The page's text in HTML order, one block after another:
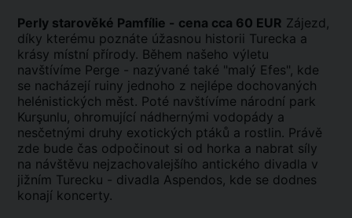
Perly starověké Pamfílie - cena cca 60 EUR Zájezd,
díky kterému poznáte úžasnou historii Turecka a
krásy místní přírody. Během našeho výletu
navštívíme Perge - nazývané také "malý Efes", kde
se nacházejí ruiny jednoho z nejlépe dochovaných
helénistických měst. Poté navštívíme národní park
Kurşunlu, ohromující nádhernými vodopády a
nesčetnými druhy exotických ptáků a rostlin. Právě
zde bude čas odpočinout si od horka a nabrat síly
na návštěvu nejzachovalejšího antického divadla v
jižním Turecku - divadla Aspendos, kde se dodnes
konají koncerty.